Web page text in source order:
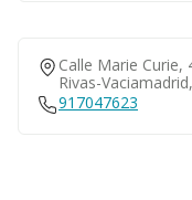
Calle Marie Curie,
Rivas-
917047623